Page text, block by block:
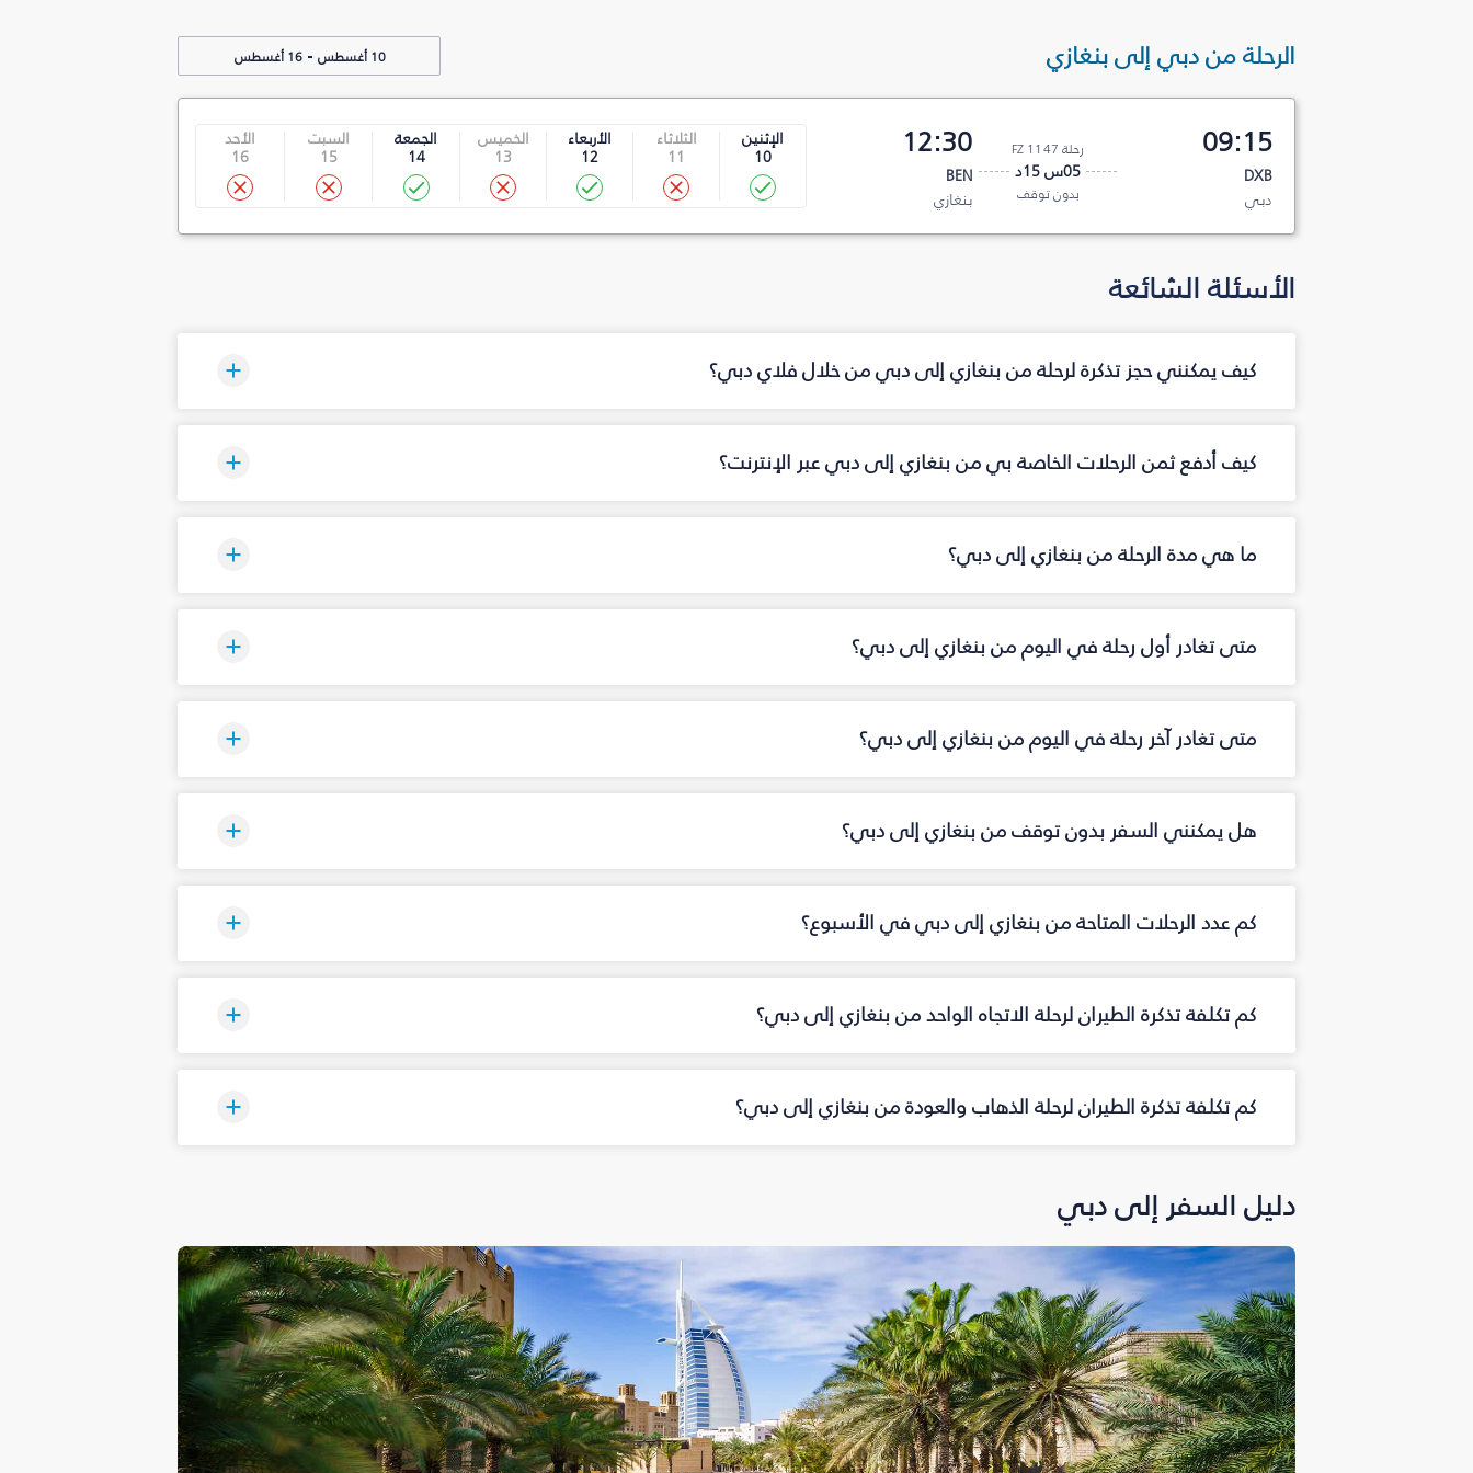
الرحلة من دبي إلى بنغازي 10 أغسطس -16 أغسطس
09:15
DXB
دبي
رحلة FZ 1147
05س 15د
بدون توقف
12:30
BEN
بنغازي
الإثنين
10
الثلاثاء
11
الأربعاء
12
الخميس
13
الجمعة
14
السبت
15
الأحد
16
الأسئلة الشائعة
كيف يمكنني حجز تذكرة لرحلة من بنغازي إلى دبي من خلال فلاي دبي؟
كيف أدفع ثمن الرحلات الخاصة بي من بنغازي إلى دبي عبر الإنترنت؟
ما هي مدة الرحلة من بنغازي إلى دبي؟
متى تغادر أول رحلة في اليوم من بنغازي إلى دبي؟
متى تغادر آخر رحلة في اليوم من بنغازي إلى دبي؟
هل يمكنني السفر بدون توقف من بنغازي إلى دبي؟
كم عدد الرحلات المتاحة من بنغازي إلى دبي في الأسبوع؟
كم تكلفة تذكرة الطيران لرحلة الاتجاه الواحد من بنغازي إلى دبي؟
كم تكلفة تذكرة الطيران لرحلة الذهاب والعودة من بنغازي إلى دبي؟
دليل السفر إلى دبي